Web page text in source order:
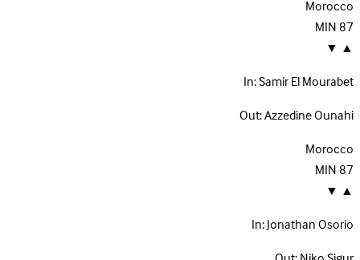
Morocco
87
MIN
▲
▼
In:Samir El Mourabet
Out:Azzedine Ounahi
Morocco
87
MIN
▲
▼
In:Jonathan Osorio